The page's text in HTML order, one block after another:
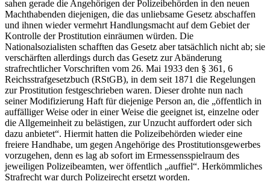
sahen gerade die Angehörigen der Polizeibehörden in den neuen
Machthabenden diejenigen, die das unliebsame Gesetz abschaffen
und ihnen wieder vermehrt Handlungsmacht auf dem Gebiet der
Kontrolle der Prostitution einräumen würden. Die
Nationalsozialisten schafften das Gesetz aber tatsächlich nicht ab; sie
verschärften allerdings durch das Gesetz zur Abänderung
strafrechtlicher Vorschriften vom 26. Mai 1933 den § 361, 6
Reichsstrafgesetzbuch (RStGB), in dem seit 1871 die Regelungen
zur Prostitution festgeschrieben waren. Dieser drohte nun nach
seiner Modifizierung Haft für diejenige Person an, die „öffentlich in
auffälliger Weise oder in einer Weise die geeignet ist, einzelne oder
die Allgemeinheit zu belästigen, zur Unzucht auffordert oder sich
dazu anbietet“. Hiermit hatten die Polizeibehörden wieder eine
freiere Handhabe, um gegen Angehörige des Prostitutionsgewerbes
vorzugehen, denn es lag ab sofort im Ermessensspielraum des
jeweiligen Polizeibeamten, wer öffentlich „auffiel“. Herkömmliches
Strafrecht war durch Polizeirecht ersetzt worden.